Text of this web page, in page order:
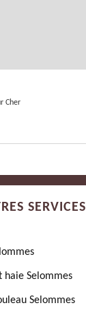
Cher
SERVICES
haie Selommes
Selommes